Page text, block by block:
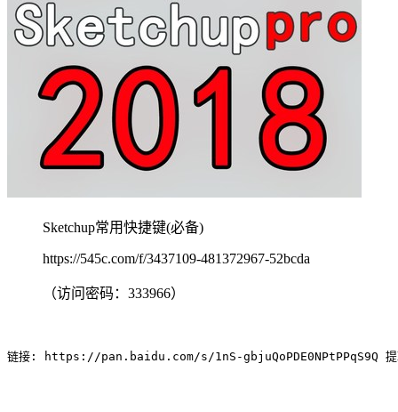
Sketchup常用快捷键(必备)
https://545c.com/f/3437109-481372967-52bcda
（访问密码：333966）
链接: https://pan.baidu.com/s/1nS-gbjuQoPDE0NPtPPqS9Q